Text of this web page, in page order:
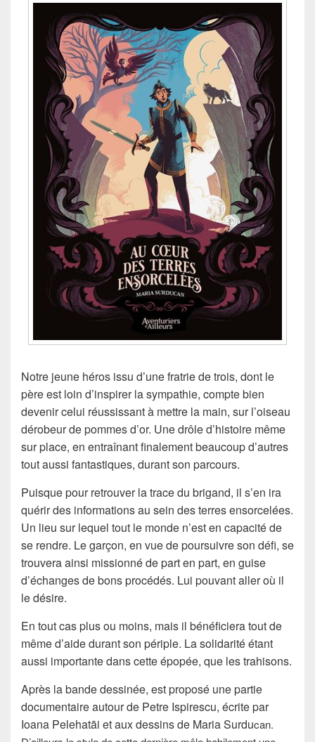
Notre jeune héros issu d’une fratrie de trois, dont le
père est loin d’inspirer la sympathie, compte bien
devenir celui réussissant à mettre la main, sur l’oiseau
dérobeur de pommes d’or. Une drôle d’histoire même
sur place, en entraînant finalement beaucoup d’autres
tout aussi fantastiques, durant son parcours.
Puisque pour retrouver la trace du brigand, il s’en ira
quérir des informations au sein des terres ensorcelées.
Un lieu sur lequel tout le monde n’est en capacité de
se rendre. Le garçon, en vue de poursuivre son défi, se
trouvera ainsi missionné de part en part, en guise
d’échanges de bons procédés. Lui pouvant aller où il
le désire.
En tout cas plus ou moins, mais il bénéficiera tout de
même d’aide durant son périple. La solidarité étant
aussi importante dans cette épopée, que les trahisons.
Après la bande dessinée, est proposé une partie
documentaire autour de Petre Ispirescu, écrite par
Ioana Pelehatāi et aux dessins de Maria Surducan.